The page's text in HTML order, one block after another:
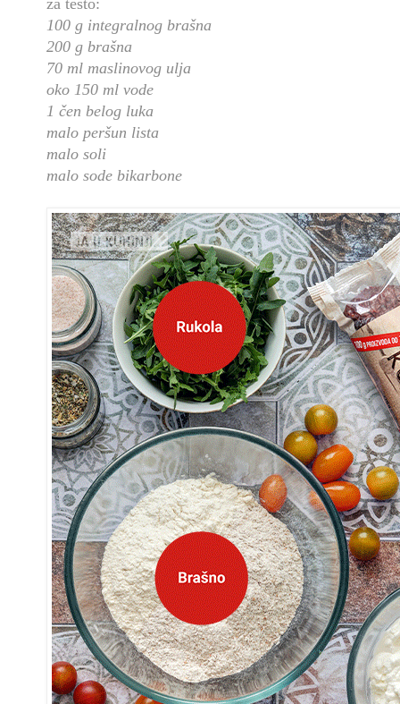
za testo:
100 g integralnog brašna
200 g brašna
70 ml maslinovog ulja
oko 150 ml vode
1 čen belog luka
malo peršun lista
malo soli
malo sode bikarbone